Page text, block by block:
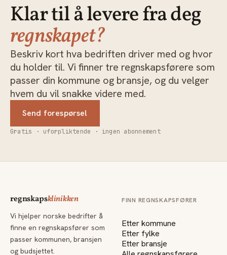
Klar til å levere fra deg
regnskapet?
Beskriv kort hva bedriften driver med og hvor
du holder til. Vi finner tre regnskapsførere som
passer din kommune og bransje, og du velger
hvem du vil snakke videre med.
Send forespørsel
Gratis · uforpliktende · ingen abonnement
regnskapsklinikken
Vi hjelper norske bedrifter å
finne en regnskapsfører som
passer kommunen, bransjen
og budsjettet.
FINN REGNSKAPSFØRER
Etter kommune
Etter fylke
Etter bransje